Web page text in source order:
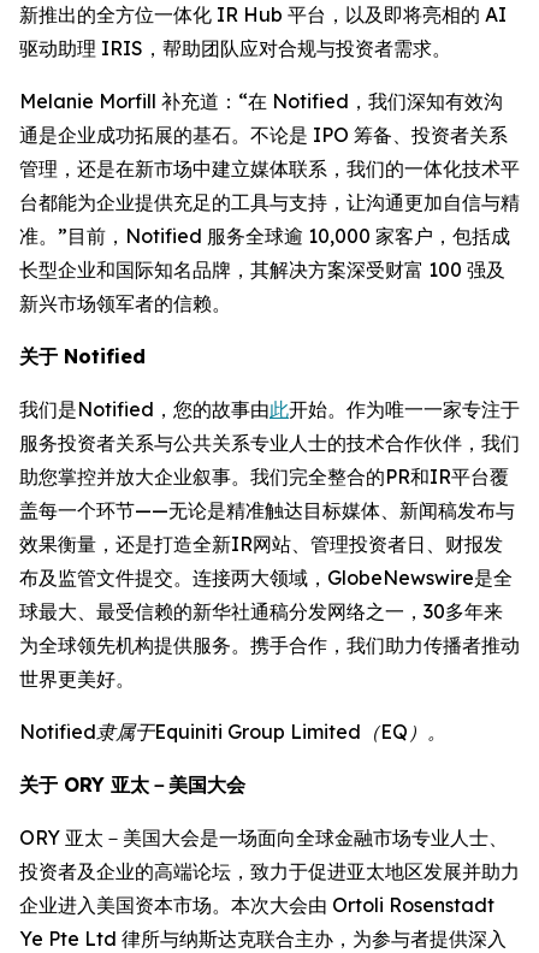
新推出的全方位一体化 IR Hub 平台，以及即将亮相的 AI
驱动助理 IRIS，帮助团队应对合规与投资者需求。
Melanie Morfill 补充道：“在 Notified，我们深知有效沟
通是企业成功拓展的基石。不论是 IPO 筹备、投资者关系
管理，还是在新市场中建立媒体联系，我们的一体化技术平
台都能为企业提供充足的工具与支持，让沟通更加自信与精
准。”目前，Notified 服务全球逾 10,000 家客户，包括成
长型企业和国际知名品牌，其解决方案深受财富 100 强及
新兴市场领军者的信赖。
关于 Notified
我们是Notified，您的故事由此开始。作为唯一一家专注于
服务投资者关系与公共关系专业人士的技术合作伙伴，我们
助您掌控并放大企业叙事。我们完全整合的PR和IR平台覆
盖每一个环节——无论是精准触达目标媒体、新闻稿发布与
效果衡量，还是打造全新IR网站、管理投资者日、财报发
布及监管文件提交。连接两大领域，GlobeNewswire是全
球最大、最受信赖的新华社通稿分发网络之一，30多年来
为全球领先机构提供服务。携手合作，我们助力传播者推动
世界更美好。
Notified隶属于Equiniti Group Limited（EQ）。
关于 ORY 亚太－美国大会
ORY 亚太－美国大会是一场面向全球金融市场专业人士、
投资者及企业的高端论坛，致力于促进亚太地区发展并助力
企业进入美国资本市场。本次大会由 Ortoli Rosenstadt
Ye Pte Ltd 律所与纳斯达克联合主办，为参与者提供深入